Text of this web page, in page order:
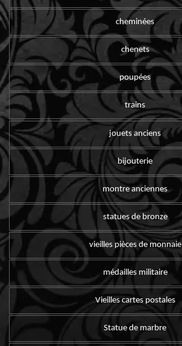
cheminées
chenets
poupées
trains
jouets anciens
bijouterie
montre anciennes
statues de bronze
vieilles pièces de monnaie
médailles militaire
Vieilles cartes postales
Statue de marbre